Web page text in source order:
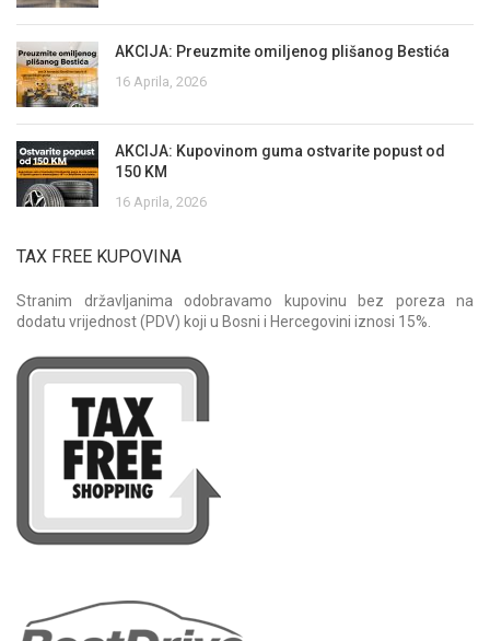
AKCIJA: Preuzmite omiljenog plišanog Bestića
16 Aprila, 2026
AKCIJA: Kupovinom guma ostvarite popust od
150 KM
16 Aprila, 2026
TAX FREE KUPOVINA
Stranim državljanima odobravamo kupovinu bez poreza na
dodatu vrijednost (PDV) koji u Bosni i Hercegovini iznosi 15%.